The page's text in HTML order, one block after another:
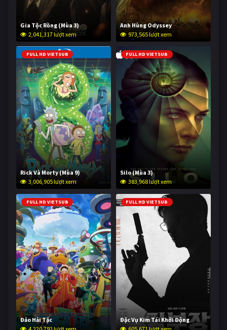
Gia Tộc Rồng (Mùa 3)
2,041,317 lượt xem
Anh Hùng Odyssey
973,565 lượt xem
FULL HD VIETSUB
Rick Và Morty (Mùa 9)
3,006,905 lượt xem
FULL HD VIETSUB
Silo (Mùa 3)
383,968 lượt xem
FULL HD VIETSUB
Đảo Hải Tặc
FULL HD VIETSUB
Đặc Vụ Kim Tái Khởi Động